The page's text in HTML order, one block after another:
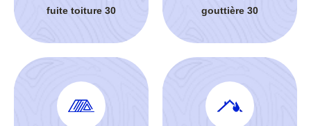
fuite toiture 30
gouttière 30